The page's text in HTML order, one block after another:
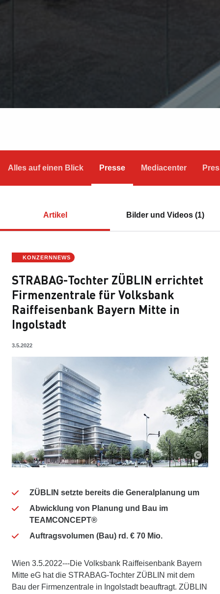
Alles auf einen Blick Presse Mediacenter
Artikel Bilder und Videos (1)
KONZERNNEWS
STRABAG-Tochter ZÜBLIN errichtet
Firmenzentrale für Volksbank
Raiffeisenbank Bayern Mitte in
Ingolstadt
3.5.2022
ZÜBLIN setzte bereits die Generalplanung um
Abwicklung von Planung und Bau im
TEAMCONCEPT®
Auftragsvolumen (Bau) rd. € 70 Mio.
Wien 3.5.2022---Die Volksbank Raiffeisenbank Bayern
Mitte eG hat die STRABAG-Tochter ZÜBLIN mit dem
Bau der Firmenzentrale in Ingolstadt beauftragt. ZÜBLIN